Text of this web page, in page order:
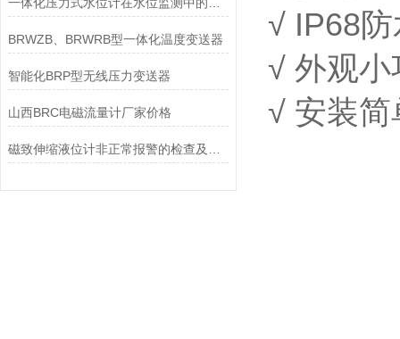
BRWZB、BRWRB型一体化温度变送器
智能化BRP型无线压力变送器
山西BRC电磁流量计厂家价格
√ IP68
√ 外观
√ 安装